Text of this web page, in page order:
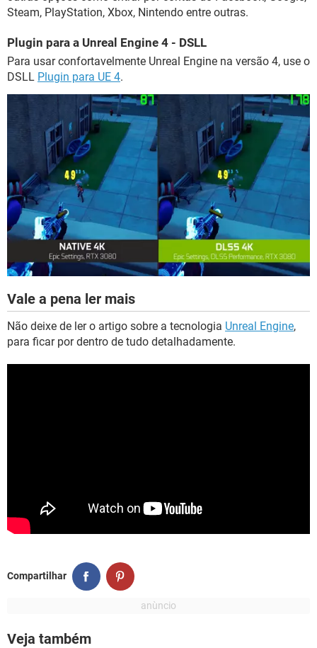
Steam, PlayStation, Xbox, Nintendo entre outras.
Plugin para a Unreal Engine 4 - DSLL
Para usar confortavelmente Unreal Engine na versão 4, use o
DSLL Plugin para UE 4.
Vale a pena ler mais
Não deixe de ler o artigo sobre a tecnologia Unreal Engine,
para ficar por dentro de tudo detalhadamente.
Compartilhar
Veja também